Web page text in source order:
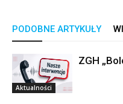
PODOBNE ARTYKUŁY
Aktualności
ZGH